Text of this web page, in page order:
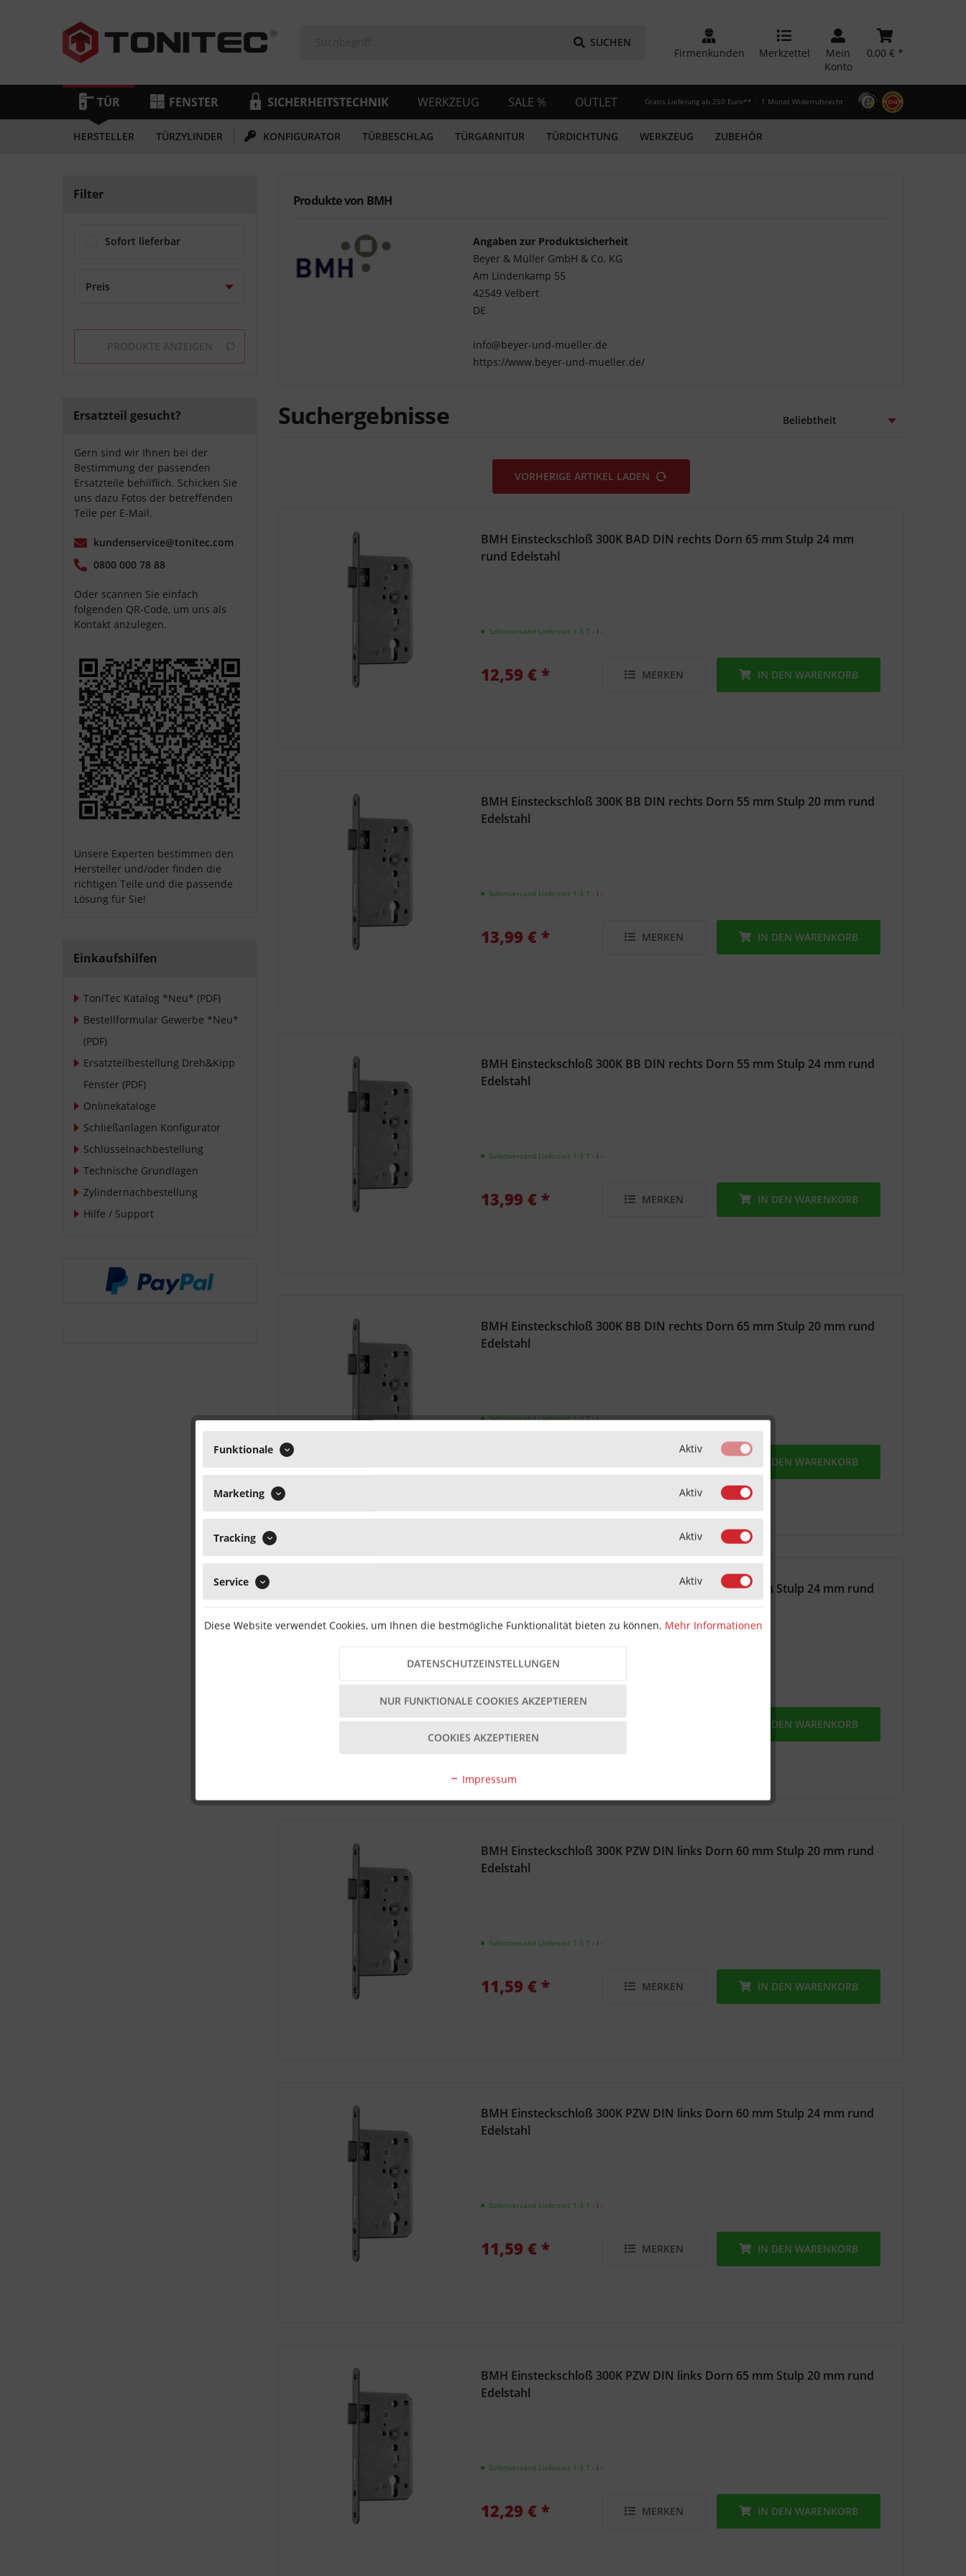
SUCHEN
Firmenkunden Merkzettel
Mein
Konto
0,00 € *
TÜR
HERSTELLER TÜRZYLINDER KONFIGURATOR TÜRBESCHLAG TÜRGARNITUR TÜRDICHTUNG WERKZEUG ZUBEHÖR
FENSTER SICHERHEITSTECHNIK WERKZEUG SALE % OUTLET Gratis Lieferung ab 250 Euro** 1 Monat Widerrufsrecht
Filter
Sofort lieferbar
Preis
von5,89 €bis1395,79 €
Ersatzteil gesucht?
Gern sind wir Ihnen bei der
Bestimmung der passenden
Ersatzteile behilflich. Schicken Sie
uns dazu Fotos der betreffenden
Teile per E-Mail.
kundenservice@tonitec.com
0800 000 78 88
Oder scannen Sie einfach
folgenden QR-Code, um uns als
Kontakt anzulegen.
Unsere Experten bestimmen den
Hersteller und/oder finden die
richtigen Teile und die passende
Lösung für Sie!
Einkaufshilfen
ToniTec Katalog *Neu* (PDF)
Bestellformular Gewerbe *Neu*
(PDF)
Ersatzteilbestellung Dreh&Kipp
Fenster (PDF)
Onlinekataloge
Schließanlagen Konfigurator
Schlüsselnachbestellung
Technische Grundlagen
Zylindernachbestellung
Hilfe / Support
Produkte von BMH
Angaben zur Produktsicherheit
Beyer & Müller GmbH & Co. KG
Am Lindenkamp 55
42549 Velbert
DE
info@beyer-und-mueller.de
https://www.beyer-und-mueller.de/
Suchergebnisse
VORHERIGE ARTIKEL LADEN
BMH Einsteckschloß 300K BAD DIN rechts Dorn 65 mm Stulp 24 mm
rund Edelstahl
Sofortversand Lieferzeit 1-3 T- ℹ -
12,59 € * MERKEN IN DEN WARENKORB
BMH Einsteckschloß 300K BB DIN rechts Dorn 55 mm Stulp 20 mm rund
Edelstahl
Sofortversand Lieferzeit 1-3 T- ℹ -
13,99 € * MERKEN IN DEN WARENKORB
BMH Einsteckschloß 300K BB DIN rechts Dorn 55 mm Stulp 24 mm rund
Edelstahl
Sofortversand Lieferzeit 1-3 T- ℹ -
13,99 € * MERKEN IN DEN WARENKORB
BMH Einsteckschloß 300K BB DIN rechts Dorn 65 mm Stulp 20 mm rund
Edelstahl
Sofortversand Lieferzeit 1-3 T- ℹ -
IN DEN WARENKORB
BMH Einsteckschloß 300K PZW DIN links Dorn 55 mm Stulp 24 mm rund
IN DEN WARENKORB
BMH Einsteckschloß 300K PZW DIN links Dorn 60 mm Stulp 20 mm rund
Edelstahl
Sofortversand Lieferzeit 1-3 T- ℹ -
11,59 € * MERKEN IN DEN WARENKORB
BMH Einsteckschloß 300K PZW DIN links Dorn 60 mm Stulp 24 mm rund
Edelstahl
Sofortversand Lieferzeit 1-3 T- ℹ -
11,59 € * MERKEN IN DEN WARENKORB
BMH Einsteckschloß 300K PZW DIN links Dorn 65 mm Stulp 20 mm rund
Edelstahl
Sofortversand Lieferzeit 1-3 T- ℹ -
12,29 € * MERKEN IN DEN WARENKORB
Funktionale Aktiv
Marketing Aktiv
Tracking Aktiv
Service Aktiv
Diese Website verwendet Cookies, um Ihnen die bestmögliche Funktionalität bieten zu können. Mehr Informationen
DATENSCHUTZEINSTELLUNGEN
NUR FUNKTIONALE COOKIES AKZEPTIEREN
COOKIES AKZEPTIEREN
Impressum